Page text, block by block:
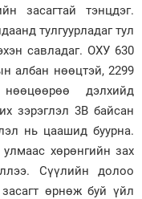
засагтай тэнцдэг.
тулгуурладаг тул
савладаг. ОХУ 630
албан нөөцтэй, 2299
дэлхийд
зэрэглэл 3В байсан
нь цаашид буурна.
хөрөнгийн зах
Сүүлийн долоо
өрнөж буй үйл